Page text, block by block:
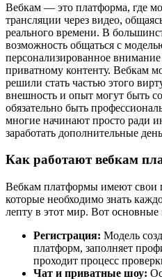
Вебкам — это платформа, где
трансляции через видео,
реального времени. В
возможность общаться с
персонализированное
приватному контенту. Вебкам
решили стать частью этого
внешность и опыт могут быть
обязательно быть
многие начинают просто ради
заработать дополнительные
Как работают вебкам
Вебкам платформы имеют свои
которые необходимо знать
лепту в этот мир. Вот
Регистрация: Модель
платформ, заполняет
проходит процесс
Чат и приватные шоу: